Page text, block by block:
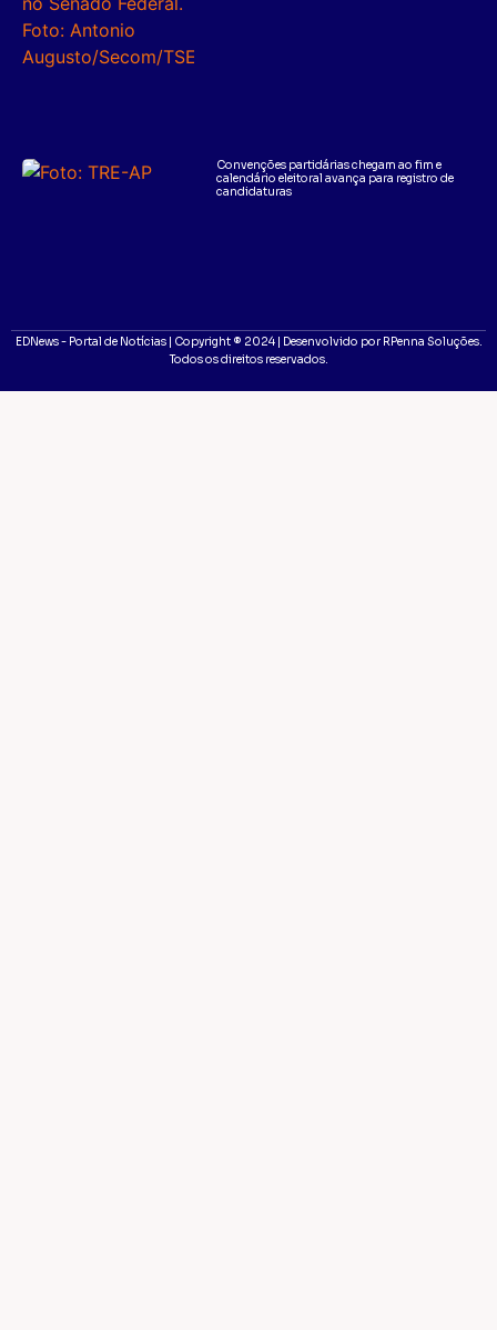
Convenções partidárias chegam ao fim e
calendário eleitoral avança para registro de
candidaturas
EDNews - Portal de Notícias | Copyright ® 2024 | Desenvolvido por RPenna Soluções.
Todos os direitos reservados.